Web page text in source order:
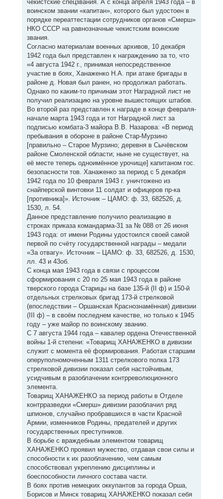
чекистские спецзвания. А с конца апреля 1943 года – в
воинском звании «капитан», которого был удостоен в
порядке переаттестации сотрудников органов «Смерш»
НКО СССР на равнозначные чекистским воинские
звания.
Согласно материалам военных архивов, 10 декабря
1942 года был представлен к награждению за то, что
«4 августа 1942 г., принимая непосредственное
участие в боях, Ханаженко Н.А. при атаке бригады в
районе д. Новая был ранен, но продолжал работать.
Однако по каким-то причинам этот Наградной лист не
получил реализацию на уровне вышестоящих штабов.
Во второй раз представлен к награде в конце февраля-
начале марта 1943 года и тот Наградной лист за
подписью комбата-3 майора В.В. Назарова: «В период
пребывания в обороне в районе Стар-Мурзино
[правильно – Старое Мурзино; деревня в Сычёвском
районе Смоленской области; ныне не существует, на
её месте теперь одноимённое урочище] капитаном гос.
безопасности тов. Ханаженко за период с 5 декабря
1942 года по 10 февраля 1943 г. уничтожено из
снайперской винтовки 11 солдат и офицеров пр-ка
[противника]». Источник – ЦАМО: ф. 33, 682526, д.
1530, л. 54.
Данное представление получило реализацию в
строках приказа командарма-31 за № 088 от 26 июня
1943 года: от имени Родины удостоился своей самой
первой по счёту государственной награды – медали
«За отвагу». Источник – ЦАМО: ф. 33, 682526, д. 1530,
лл. 43 и 43об.
С конца мая 1943 года в связи с процессом
сформирования с 20 по 25 мая 1943 года в районе
тверского города Старицы на базе 135-й (II ф) и 150-й
отдельных стрелковых бригад 173-й стрелковой
(впоследствии – Оршанская Краснознамённая) дивизии
(III ф) – в своём последнем качестве, но только к 1945
году – уже майор по воинскому званию.
С 7 августа 1944 года – кавалер ордена Отечественной
войны 1-й степени: «Товарищ ХАНАЖЕНКО в дивизии
служит с момента её формирования. Работая старшим
оперуполномоченным 1311 стрелкового полка 173
стрелковой дивизии показал себя настойчивым,
усидчивым в разоблачении контрреволюционного
элемента.
Товарищ ХАНАЖЕНКО за период работы в Отделе
контрразведки «Смерш» дивизии разоблачил ряд
шпионов, случайно пробравшихся в части Красной
Армии, изменников Родины, предателей и других
государственных преступников.
В борьбе с враждебным элементом товарищ
ХАНАЖЕНКО проявил мужество, отдавая свои силы и
способности к их разоблачению, чем самым
способствовал укреплению дисциплины и
боеспособности личного состава части.
В боях против немецких оккупантов за города Орша,
Борисов и Минск товарищ ХАНАЖЕНКО показал себя